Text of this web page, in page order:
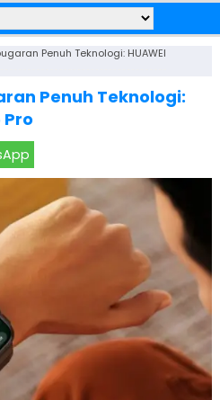
Penuh Teknologi: HUAWEI
Penuh Teknologi:
Pro